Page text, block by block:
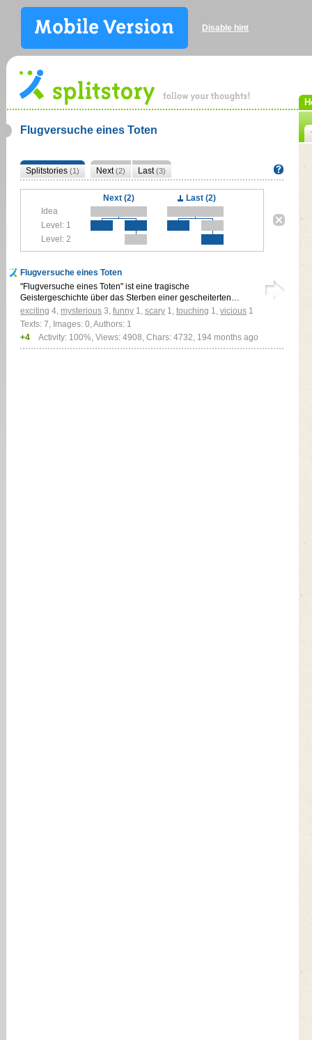
Disable hint
Flugversuche eines Toten
Splitstories (1) Next(2) Last(3)
Next (2)
Last (2)
Idea
Level: 1
Level: 2
Flugversuche eines Toten
"Flugversuche eines Toten" ist eine tragische
Geistergeschichte über das Sterben einer gescheiterten…
exciting 4, mysterious 3, funny 1, scary 1, touching 1, vicious 1
Texts: 7, Images: 0, Authors: 1
+4
Activity: 100%, Views: 4908, Chars: 4732, 194 months ago